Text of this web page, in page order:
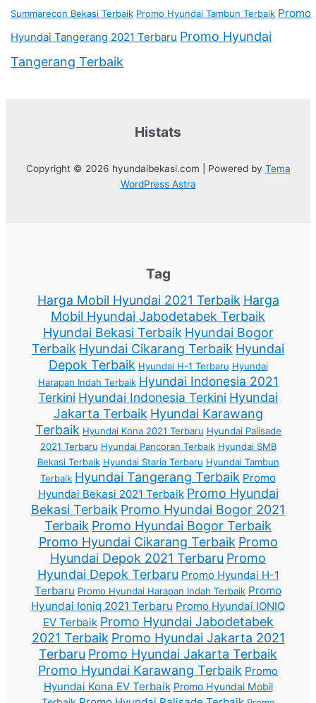
Summarecon Bekasi Terbaik Promo Hyundai Tambun Terbaik Promo
Hyundai Tangerang 2021 Terbaru Promo Hyundai
Tangerang Terbaik
Histats
Copyright © 2026 hyundaibekasi.com | Powered by Tema
WordPress Astra
Tag
Harga Mobil Hyundai 2021 Terbaik Harga
Mobil Hyundai Jabodetabek Terbaik
Hyundai Bekasi Terbaik Hyundai Bogor
Terbaik Hyundai Cikarang Terbaik Hyundai
Depok Terbaik Hyundai H-1 Terbaru Hyundai
Harapan Indah Terbaik Hyundai Indonesia 2021
Terkini Hyundai Indonesia Terkini Hyundai
Jakarta Terbaik Hyundai Karawang
Terbaik Hyundai Kona 2021 Terbaru Hyundai Palisade
2021 Terbaru Hyundai Pancoran Terbaik Hyundai SMB
Bekasi Terbaik Hyundai Staria Terbaru Hyundai Tambun
Terbaik Hyundai Tangerang Terbaik Promo
Hyundai Bekasi 2021 Terbaik Promo Hyundai
Bekasi Terbaik Promo Hyundai Bogor 2021
Terbaik Promo Hyundai Bogor Terbaik
Promo Hyundai Cikarang Terbaik Promo
Hyundai Depok 2021 Terbaru Promo
Hyundai Depok Terbaru Promo Hyundai H-1
Terbaru Promo Hyundai Harapan Indah Terbaik Promo
Hyundai Ioniq 2021 Terbaru Promo Hyundai IONIQ
EV Terbaik Promo Hyundai Jabodetabek
2021 Terbaik Promo Hyundai Jakarta 2021
Terbaru Promo Hyundai Jakarta Terbaik
Promo Hyundai Karawang Terbaik Promo
Hyundai Kona EV Terbaik Promo Hyundai Mobil